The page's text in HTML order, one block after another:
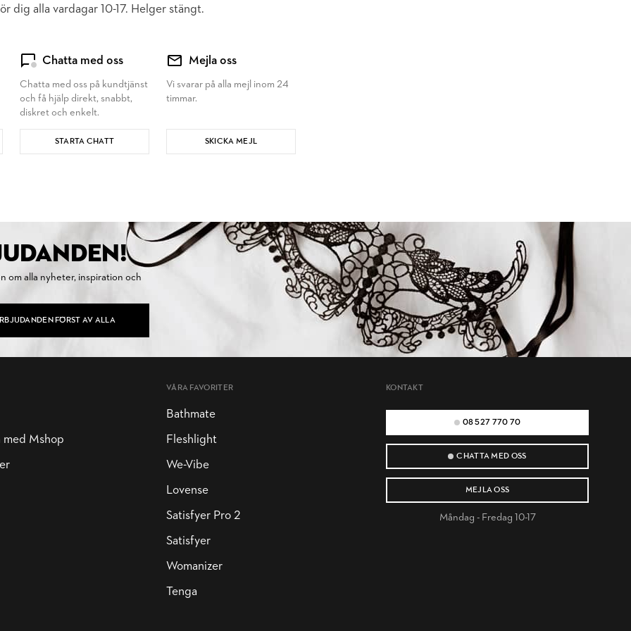
dig alla vardagar 10-17. Helger stängt.
Chatta med oss
Chatta med oss på kundtjänst
och få hjälp direkt, snabbt,
diskret och enkelt.
STARTA CHATT
Mejla oss
Vi svarar på alla mejl inom 24
timmar.
SKICKA MEJL
om alla nyheter, inspiration och
FÖRST AV ALLA
KONTAKT
08 527 770 70
CHATTA MED OSS
MEJLA OSS
Måndag - Fredag 10-17
med Mshop
VÅRA FAVORITER
Bathmate
Fleshlight
We-Vibe
Lovense
Satisfyer Pro 2
Satisfyer
Womanizer
Tenga